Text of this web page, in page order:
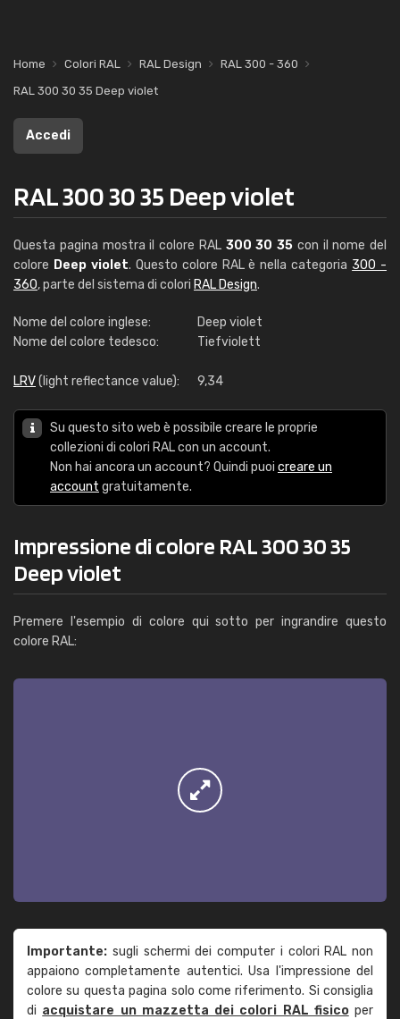
Home Colori RAL RAL Design
RAL 300 - 360
RAL 300 30 35 Deep violet
Accedi
RAL 300 30 35 Deep violet
Questa pagina mostra il colore RAL 300 30 35 con il nome del
colore Deep violet. Questo colore RAL è nella categoria 300 -
360, parte del sistema di colori RAL Design.
Nome del colore inglese:
Deep violet
Nome del colore tedesco:
Tiefviolett
LRV(light reflectance value): 9,34
Su questo sito web è possibile creare le proprie
collezioni di colori RAL con un account.
Non hai ancora un account? Quindi puoi creare un
account gratuitamente.
Impressione di colore RAL 300 30 35
Deep violet
Premere l'esempio di colore qui sotto per ingrandire questo
colore RAL:
Importante: sugli schermi dei computer i colori RAL non
appaiono completamente autentici. Usa l'impressione del
colore su questa pagina solo come riferimento. Si consiglia
di acquistare un mazzetta dei colori RAL fisicoper